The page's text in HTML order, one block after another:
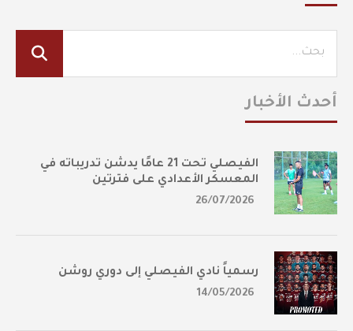
أحدث الأخبار
الفيصلي تحت 21 عامًا يدشن تدريباته في
المعسكر الأعدادي على فترتين
26/07/2026
رسمياً نادي الفيصلي إلى دوري روشن
14/05/2026